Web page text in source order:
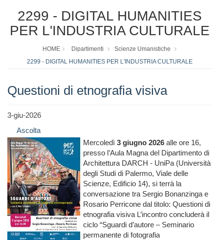
2299 - DIGITAL HUMANITIES
PER L'INDUSTRIA CULTURALE
HOME Dipartimenti
Scienze Umanistiche
2299 - DIGITAL HUMANITIES PER L'INDUSTRIA CULTURALE
Questioni di etnografia visiva
3-giu-2026
Ascolta
Mercoledì 3 giugno 2026 alle ore 16,
presso l’Aula Magna del Dipartimento di
Architettura DARCH - UniPa (Università
degli Studi di Palermo, Viale delle
Scienze, Edificio 14), si terrà la
conversazione tra Sergio Bonanzinga e
Rosario Perricone dal titolo: Questioni di
etnografia visiva L’incontro concluderà il
ciclo “Sguardi d’autore – Seminario
permanente di fotografia